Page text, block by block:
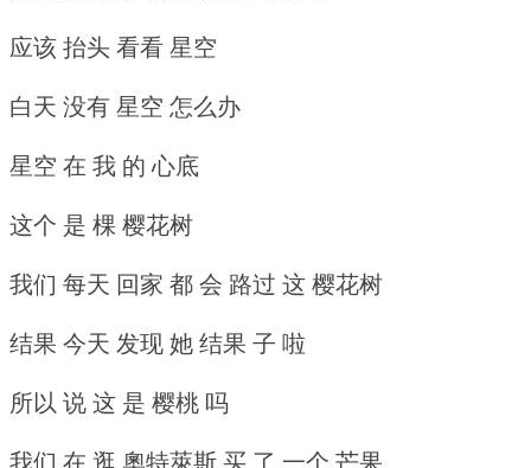
应该 抬头 看看 星空
白天 没有 星空 怎么办
星空 在 我 的 心底
这个 是 棵 樱花树
我们 每天 回家 都 会 路过 这 樱花树
结果 今天 发现 她 结果 子 啦
所以 说 这 是 樱桃 吗
我们 在 逛 奧特萊斯 买 了 一个 芒果